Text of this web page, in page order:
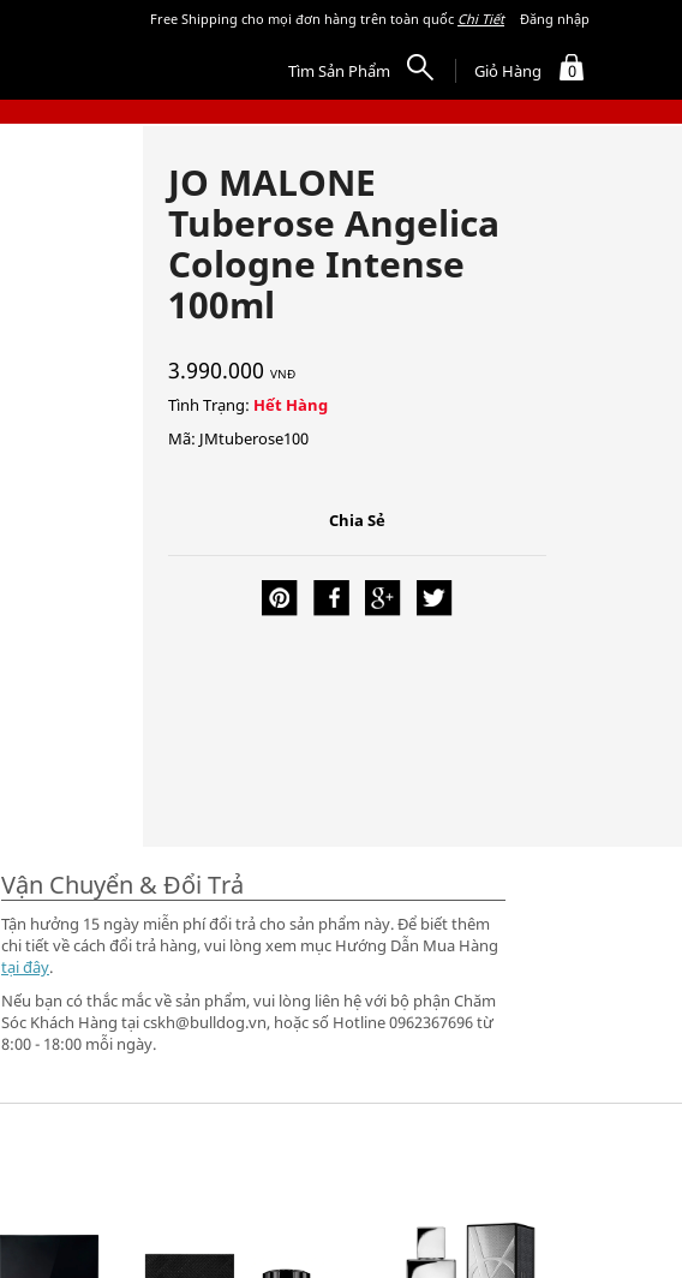
Tìm Sản Phẩm Giỏ Hàng 0
Free Shipping cho mọi đơn hàng trên toàn quốc Chi Tiết Đăng nhập
JO MALONE
Tuberose Angelica
Cologne Intense
100ml
3.990.000 VNĐ
Tình Trạng: Hết Hàng
Mã: JMtuberose100
Chia Sẻ
Vận Chuyển & Đổi Trả
Tận hưởng 15 ngày miễn phí đổi trả cho sản phẩm này. Để biết thêm
chi tiết về cách đổi trả hàng, vui lòng xem mục Hướng Dẫn Mua Hàng
tại đây.
Nếu bạn có thắc mắc về sản phẩm, vui lòng liên hệ với bộ phận Chăm
Sóc Khách Hàng tại cskh@bulldog.vn, hoặc số Hotline 0962367696 từ
8:00 - 18:00 mỗi ngày.